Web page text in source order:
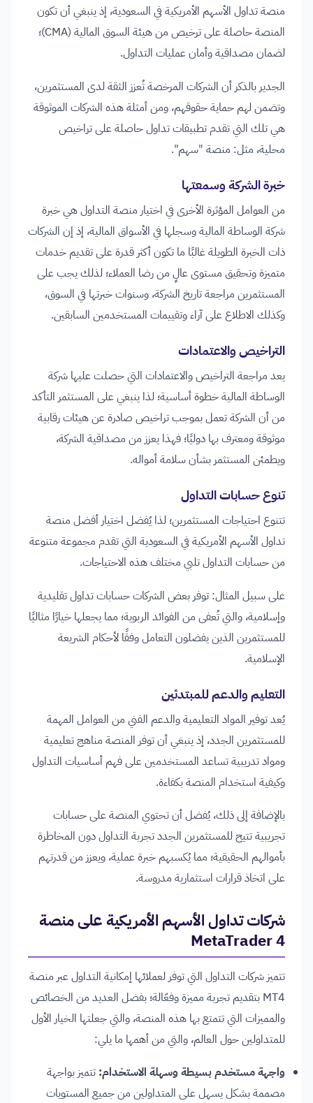
منصة تداول الأسهم الأمريكية في السعودية، إذ ينبغي أن تكون
المنصة حاصلة على ترخيص من هيئة السوق المالية (CMA)؛
لضمان مصداقية وأمان عمليات التداول.
الجدير بالذكر أن الشركات المرخصة تُعزز الثقة لدى المستثمرين،
وتضمن لهم حماية حقوقهم، ومن أمثلة هذه الشركات الموثوقة
هي تلك التي تقدم تطبيقات تداول حاصلة على تراخيص
محلية، مثل: منصة "سهم".
خبرة الشركة وسمعتها
من العوامل المؤثرة الأخرى في اختيار منصة التداول هي خبرة
شركة الوساطة المالية وسجلها في الأسواق المالية، إذ إن الشركات
ذات الخبرة الطويلة غالبًا ما تكون أكثر قدرة على تقديم خدمات
متميزة وتحقيق مستوى عالٍ من رضا العملاء؛ لذلك يجب على
المستثمرين مراجعة تاريخ الشركة، وسنوات خبرتها في السوق،
وكذلك الاطلاع على آراء وتقييمات المستخدمين السابقين.
التراخيص والاعتمادات
يعد مراجعة التراخيص والاعتمادات التي حصلت عليها شركة
الوساطة المالية خطوة أساسية؛ لذا ينبغي على المستثمر التأكد
من أن الشركة تعمل بموجب تراخيص صادرة عن هيئات رقابية
موثوقة ومعترف بها دوليًا؛ فهذا يعزز من مصداقية الشركة،
ويطمئن المستثمر بشأن سلامة أمواله.
تنوع حسابات التداول
تتنوع احتياجات المستثمرين؛ لذا يُفضل اختيار أفضل منصة
تداول الأسهم الأمريكية في السعودية التي تقدم مجموعة متنوعة
من حسابات التداول تلبي مختلف هذه الاحتياجات.
على سبيل المثال: توفر بعض الشركات حسابات تداول تقليدية
وإسلامية، والتي تُعفى من الفوائد الربوية؛ مما يجعلها خيارًا مثاليًا
للمستثمرين الذين يفضلون التعامل وفقًا لأحكام الشريعة
الإسلامية.
التعليم والدعم للمبتدئين
يُعد توفير المواد التعليمية والدعم الفني من العوامل المهمة
للمستثمرين الجدد، إذ ينبغي أن توفر المنصة مناهج تعليمية
ومواد تدريبية تساعد المستخدمين على فهم أساسيات التداول
وكيفية استخدام المنصة بكفاءة.
بالإضافة إلى ذلك، يُفضل أن تحتوي المنصة على حسابات
تجريبية تتيح للمستثمرين الجدد تجربة التداول دون المخاطرة
بأموالهم الحقيقية؛ مما يُكسبهم خبرة عملية، ويعزز من قدرتهم
على اتخاذ قرارات استثمارية مدروسة.
شركات تداول الأسهم الأمريكية على منصة
MetaTrader 4
تتميز شركات التداول التي توفر لعملائها إمكانية التداول عبر منصة
MT4 بتقديم تجربة مميزة وفعّالة؛ بفضل العديد من الخصائص
والمميزات التي تتمتع بها هذه المنصة، والتي جعلتها الخيار الأول
للمتداولين حول العالم، والتي من أهمها ما يلي:
واجهة مستخدم بسيطة وسهلة الاستخدام: تتميز بواجهة
مصممة بشكل يسهل على المتداولين من جميع المستويات